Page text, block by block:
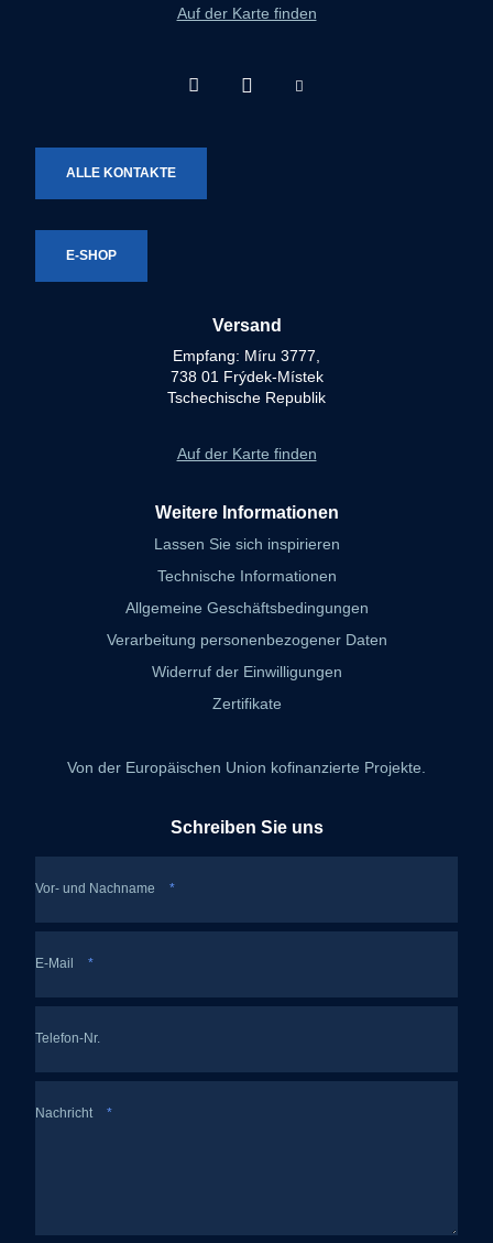
Auf der Karte finden
ALLE KONTAKTE
E-SHOP
Versand
Empfang: Míru 3777,
738 01 Frýdek-Místek
Tschechische Republik
Auf der Karte finden
Weitere Informationen
Lassen Sie sich inspirieren
Technische Informationen
Allgemeine Geschäftsbedingungen
Verarbeitung personenbezogener Daten
Widerruf der Einwilligungen
Zertifikate
Von der Europäischen Union kofinanzierte Projekte.
Schreiben Sie uns
Vor- und Nachname *
E-Mail *
Telefon-Nr.
Nachricht *